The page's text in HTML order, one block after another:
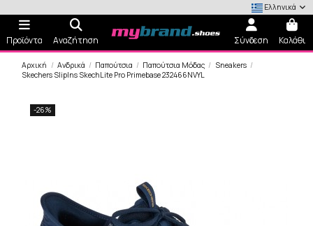
Ελληνικά
Προϊόντα Αναζήτηση Σύνδεση Καλάθι
Αρχική Ανδρικά Παπούτσια Παπούτσια Μόδας
Sneakers
Skechers SlipIns SkechLite Pro Primebase 232466NVYL
-26%